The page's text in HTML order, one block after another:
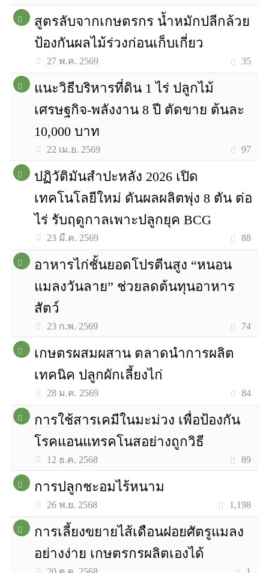
สูตรลับจากเกษตรกร น้ำหมักปลีกล้วย
ป้องกันผลไม้ร่วงก่อนเก็บเกี่ยว
27 พ.ค. 2569 35
แนะวิธีบริหารที่ดิน 1 ไร่ ปลูกไม้
เศรษฐกิจ-พลังงาน 8 ปี ตัดขาย ต้นละ
10,000 บาท
22 เม.ย. 2569 97
ปฏิวัติมันสำปะหลัง 2026 เปิด
เทคโนโลยีใหม่ ดันผลผลิตพุ่ง 8 ตัน ต่อ
ไร่ รับฤดูกาลเพาะปลูกยุค BCG
23 มี.ค. 2569 88
อาหารไก่ชั้นยอดโปรตีนสูง “หนอน
แมลงวันลาย” ช่วยลดต้นทุนอาหาร
สัตว์
23 ก.พ. 2569 74
เกษตรผสมผสาน ตลาดนำการผลิต
เทคนิค ปลูกผักเลี้ยงไก่
28 ม.ค. 2569 84
การใช้สารเคมีในมะม่วง เพื่อป้องกัน
โรคแอนแทรคโนสอย่างถูกวิธี
12 ธ.ค. 2568 89
การปลูกชะอมไร้หนาม
26 พ.ย. 2568 1,198
การเลี้ยงขยายไส้เดือนฝอยศัตรูแมลง
อย่างง่าย เกษตรกรผลิตเองได้